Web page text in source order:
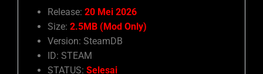
Release: 20 Mei 2026
Size: 2.5MB (Mod Only)
Version: SteamDB
ID: STEAM
STATUS: Selesai